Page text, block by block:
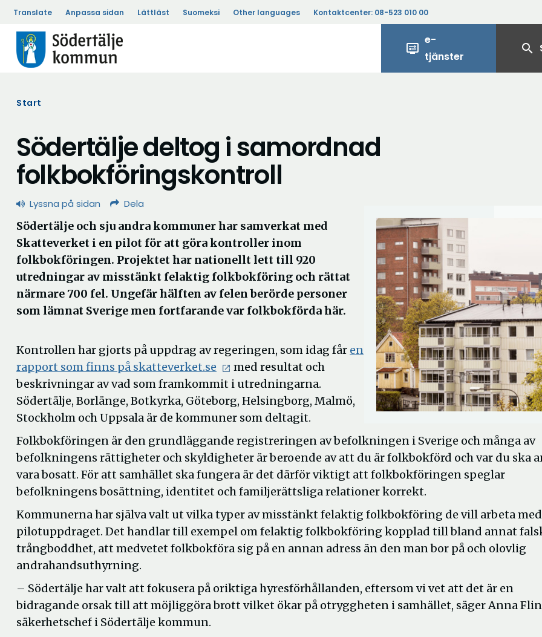
Translate Anpassa sidan Lättläst Suomeksi Other languages Kontaktcenter: 08-523 010 00
display_settings
e-
tjänster
search
Start
Södertälje deltog i samordnad
folkbokföringskontroll
Lyssna på sidan Dela
Södertälje och sju andra kommuner har samverkat med
Skatteverket i en pilot för att göra kontroller inom
folkbokföringen. Projektet har nationellt lett till 920
utredningar av misstänkt felaktig folkbokföring och rättat
närmare 700 fel. Ungefär hälften av felen berörde personer
som lämnat Sverige men fortfarande var folkbokförda här.
Kontrollen har gjorts på uppdrag av regeringen, som idag får en
rapport som finns på skatteverket.se
med resultat och
beskrivningar av vad som framkommit i utredningarna.
Södertälje, Borlänge, Botkyrka, Göteborg, Helsingborg, Malmö,
Stockholm och Uppsala är de kommuner som deltagit.
Folkbokföringen är den grundläggande registreringen av befolkningen i Sverige och många av
befolkningens rättigheter och skyldigheter är beroende av att du är folkbokförd och var du ska
vara bosatt. För att samhället ska fungera är det därför viktigt att folkbokföringen speglar
befolkningens bosättning, identitet och familjerättsliga relationer korrekt.
Kommunerna har själva valt ut vilka typer av misstänkt felaktig folkbokföring de vill arbeta
pilotuppdraget. Det handlar till exempel om felaktig folkbokföring kopplad till bland annat
trångboddhet, att medvetet folkbokföra sig på en annan adress än den man bor på och olovlig
andrahandsuthyrning.
– Södertälje har valt att fokusera på oriktiga hyresförhållanden, eftersom vi vet att det är en
bidragande orsak till att möjliggöra brott vilket ökar på otryggheten i samhället, säger Anna
säkerhetschef i Södertälje kommun.